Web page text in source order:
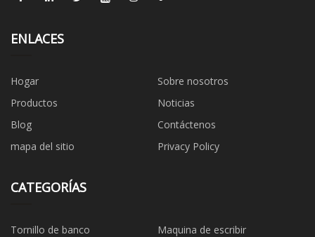
ENLACES
Hogar
Sobre nosotros
Productos
Noticias
Blog
Contáctenos
mapa del sitio
Privacy Policy
CATEGORÍAS
Tornillo de banco Maquina de escribir